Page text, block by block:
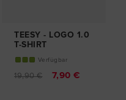
TEESY - LOGO 1.0
T-SHIRT
Verfügbar
19,90 € 7,90 €